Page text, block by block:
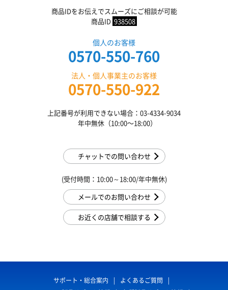
商品IDをお伝えでスムーズにご相談が可能
商品ID 938508
個人のお客様
0570-550-760
法人・個人事業主のお客様
0570-550-922
上記番号が利用できない場合：03-4334-9034
年中無休（10:00〜18:00）
チャットでの問い合わせ
(受付時間：10:00～18:00/年中無休)
メールでのお問い合わせ
お近くの店舗で相談する
サポート・総合案内
よくあるご質問